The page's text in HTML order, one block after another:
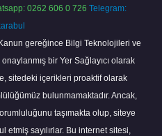
0262 606 0 726 Telegram:
gereğince Bilgi Teknolojileri ve
bir Yer Sağlayıcı olarak
sitedeki içerikleri proaktif olarak
bulunmamaktadır. Ancak,
taşımakta olup, siteye
sayılırlar. Bu internet sitesi,